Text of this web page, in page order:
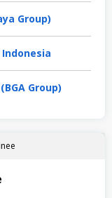
Group)
Group)